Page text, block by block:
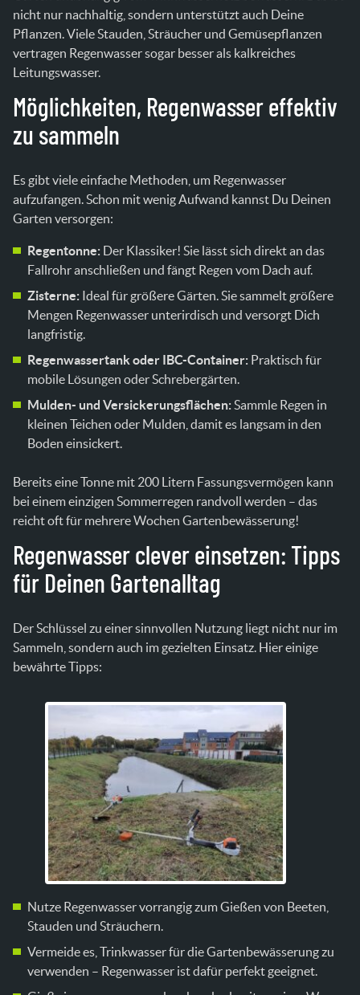
nicht nur nachhaltig, sondern unterstützt auch Deine
Pflanzen. Viele Stauden, Sträucher und Gemüsepflanzen
vertragen Regenwasser sogar besser als kalkreiches
Leitungswasser.
Möglichkeiten, Regenwasser effektiv
zu sammeln
Es gibt viele einfache Methoden, um Regenwasser
aufzufangen. Schon mit wenig Aufwand kannst Du Deinen
Garten versorgen:
Regentonne: Der Klassiker! Sie lässt sich direkt an das
Fallrohr anschließen und fängt Regen vom Dach auf.
Zisterne: Ideal für größere Gärten. Sie sammelt größere
Mengen Regenwasser unterirdisch und versorgt Dich
langfristig.
Regenwassertank oder IBC-Container: Praktisch für
mobile Lösungen oder Schrebergärten.
Mulden- und Versickerungsflächen: Sammle Regen in
kleinen Teichen oder Mulden, damit es langsam in den
Boden einsickert.
Bereits eine Tonne mit 200 Litern Fassungsvermögen kann
bei einem einzigen Sommerregen randvoll werden – das
reicht oft für mehrere Wochen Gartenbewässerung!
Regenwasser clever einsetzen: Tipps
für Deinen Gartenalltag
Der Schlüssel zu einer sinnvollen Nutzung liegt nicht nur im
Sammeln, sondern auch im gezielten Einsatz. Hier einige
bewährte Tipps:
Nutze Regenwasser vorrangig zum Gießen von Beeten,
Stauden und Sträuchern.
Vermeide es, Trinkwasser für die Gartenbewässerung zu
verwenden – Regenwasser ist dafür perfekt geeignet.